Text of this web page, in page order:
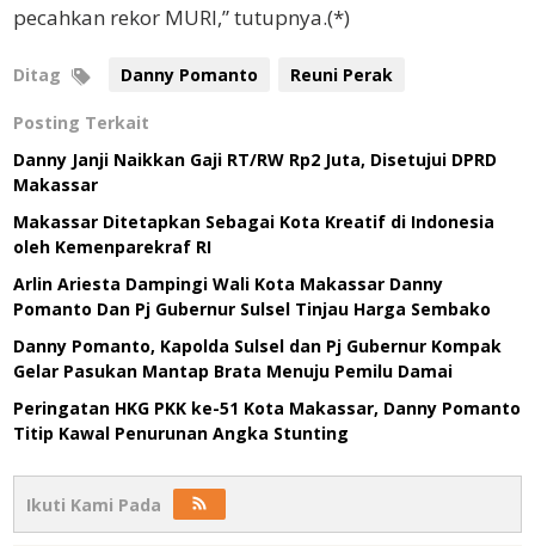
pecahkan rekor MURI,” tutupnya.(*)
Ditag Danny Pomanto Reuni Perak
Posting Terkait
Danny Janji Naikkan Gaji RT/RW Rp2 Juta, Disetujui DPRD
Makassar
Makassar Ditetapkan Sebagai Kota Kreatif di Indonesia
oleh Kemenparekraf RI
Arlin Ariesta Dampingi Wali Kota Makassar Danny
Pomanto Dan Pj Gubernur Sulsel Tinjau Harga Sembako
Danny Pomanto, Kapolda Sulsel dan Pj Gubernur Kompak
Gelar Pasukan Mantap Brata Menuju Pemilu Damai
Peringatan HKG PKK ke-51 Kota Makassar, Danny Pomanto
Titip Kawal Penurunan Angka Stunting
Ikuti Kami Pada